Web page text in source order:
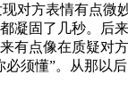
现对方表情有点微
凝固了几秒。后
有点像在质疑对
必须懂”。从那以